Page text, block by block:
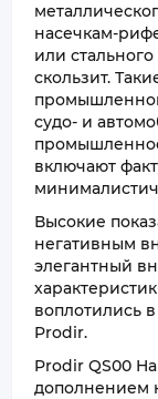
насечкам-
или
скользит.
судо- и
включают
Высокие
негативным
элегантный
воплотились
Prodir.
Prodir QS00
дополнением